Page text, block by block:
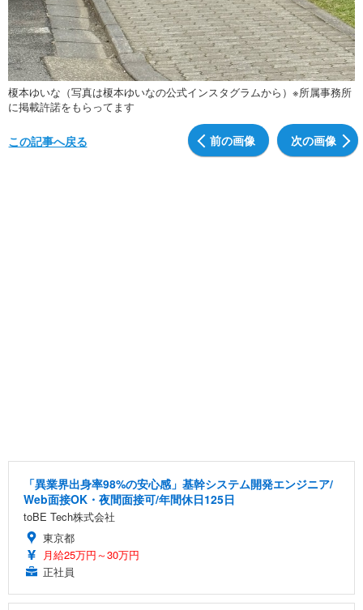
榎本ゆいな（写真は榎本ゆいなの公式インスタグラムから）※所属事務所
に掲載許諾をもらってます
前の画像 次の画像
この記事へ戻る
「異業界出身率98%の安心感」基幹システム開発エンジニア/
Web面接OK・夜間面接可/年間休日125日
toBE Tech株式会社
東京都
月給25万円～30万円
正社員